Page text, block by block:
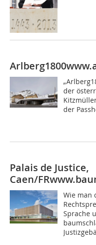
Arlberg1800
der
der
Palais de Justice,
Caen/FR
Wie man
Sprache